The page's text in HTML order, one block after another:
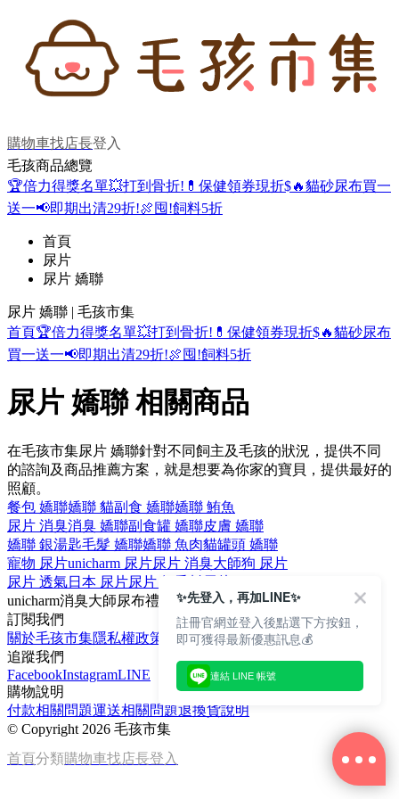
購物車找店長登入
毛孩商品總覽
🏆倍力得獎名單💥打到骨折! 💊保健領券現折$🔥貓砂尿布買一
送一📢即期出清29折!🍖囤!飼料5折
首頁
尿片
尿片 嬌聯
尿片 嬌聯 | 毛孩市集
首頁🏆倍力得獎名單💥打到骨折! 💊保健領券現折$🔥貓砂尿布
買一送一📢即期出清29折!🍖囤!飼料5折
尿片 嬌聯 相關商品
在毛孩市集尿片 嬌聯針對不同飼主及毛孩的狀況，提供不同
的諮詢及商品推薦方案，就是想要為你家的寶貝，提供最好的
照顧。
餐包 嬌聯嬌聯 貓副食 嬌聯嬌聯 鮪魚
尿片 消臭消臭 嬌聯副食罐 嬌聯皮膚 嬌聯
嬌聯 銀湯匙毛髮 嬌聯嬌聯 魚肉貓罐頭 嬌聯
寵物 尿片unicharm 尿片尿片 消臭大師狗 尿片
尿片 透氣日本 尿片尿片 無香料
unicharm消臭大師尿布禮貌帶消臭
訂閱我們
關於毛孩市集隱私權政策
文章
追蹤我們
FacebookInstagramLINE
購物說明
付款相關問題運送相關問題退換貨說明
© Copyright 2026 毛孩市集
首頁分類購物車找店長登入
✨先登入，再加LINE✨
註冊官網並登入後點選下方按鈕，
即可獲得最新優惠訊息💰
連結 LINE 帳號